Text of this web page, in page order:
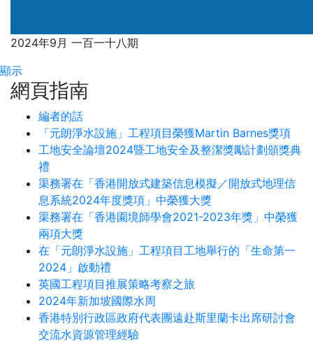
2024年9月 一百一十八期
顯示
網頁指南
編者的話
「元朗淨水設施」工程項目榮獲Martin Barnes獎項
工地安全論壇2024暨工地安全及整潔獎勵計劃頒獎典
禮
渠務署在「香港開放式建築信息模擬／開放式地理信
息系統2024年度獎項」中榮獲大獎
渠務署在「香港園境師學會2021-2023年獎」中榮獲
兩項大獎
在「元朗淨水設施」工程項目工地舉行的「生命第一
2024」啟動禮
英國工程項目推展策略考察之旅
2024年新加坡國際水周
香港特別行政區政府代表團遠赴斯里蘭卡出席研討會
交流水資源管理經驗